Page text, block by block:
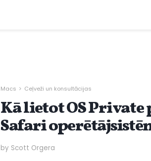
Macs Ceļveži un konsultācijas
Kā lietot OS
Safari
by Scott Orgera